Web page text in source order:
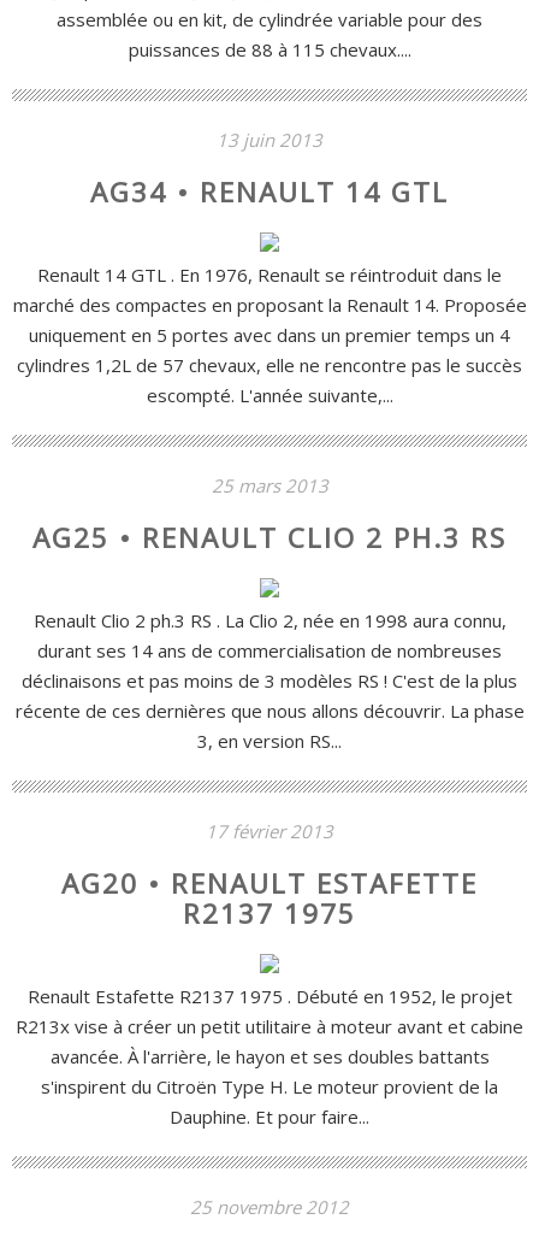
assemblée ou en kit, de cylindrée variable pour des
puissances de 88 à 115 chevaux....
13 juin 2013
AG34 • RENAULT 14 GTL
Renault 14 GTL . En 1976, Renault se réintroduit dans le
marché des compactes en proposant la Renault 14. Proposée
uniquement en 5 portes avec dans un premier temps un 4
cylindres 1,2L de 57 chevaux, elle ne rencontre pas le succès
escompté. L'année suivante,...
25 mars 2013
AG25 • RENAULT CLIO 2 PH.3 RS
Renault Clio 2 ph.3 RS . La Clio 2, née en 1998 aura connu,
durant ses 14 ans de commercialisation de nombreuses
déclinaisons et pas moins de 3 modèles RS ! C'est de la plus
récente de ces dernières que nous allons découvrir. La phase
3, en version RS...
17 février 2013
AG20 • RENAULT ESTAFETTE
R2137 1975
Renault Estafette R2137 1975 . Débuté en 1952, le projet
R213x vise à créer un petit utilitaire à moteur avant et cabine
avancée. À l'arrière, le hayon et ses doubles battants
s'inspirent du Citroën Type H. Le moteur provient de la
Dauphine. Et pour faire...
25 novembre 2012